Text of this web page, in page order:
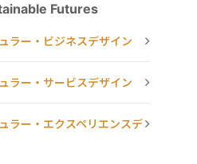
Futures
ラー・ビジネスデザイン
ラー・サービスデザイン
ラー・エクスペリエンスデ